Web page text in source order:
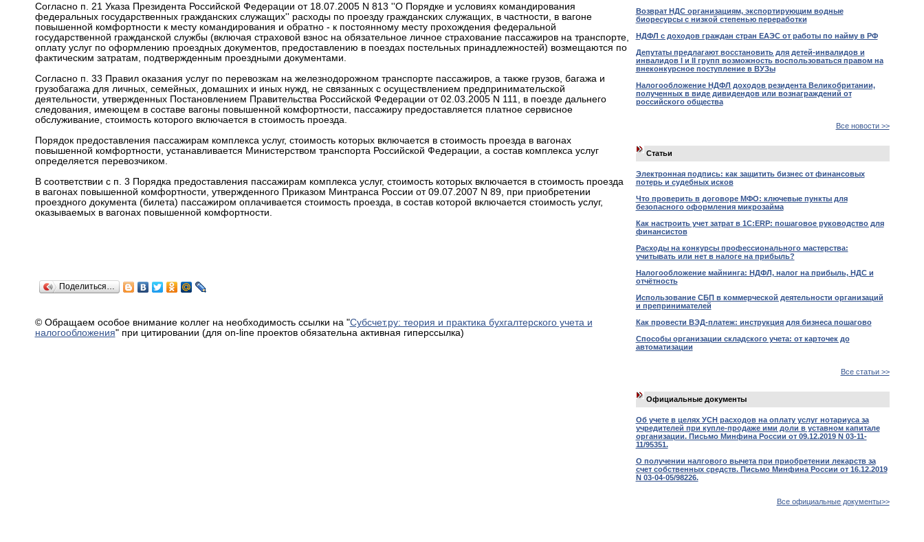
Согласно п. 21 Указа Президента Российской Федерации от 18.07.2005 N 813 ''О Порядке и условиях командирования
федеральных государственных гражданских служащих'' расходы по проезду гражданских служащих, в частности, в вагоне
повышенной комфортности к месту командирования и обратно - к постоянному месту прохождения федеральной
государственной гражданской службы (включая страховой взнос на обязательное личное страхование пассажиров на транспорте,
оплату услуг по оформлению проездных документов, предоставлению в поездах постельных принадлежностей) возмещаются по
фактическим затратам, подтвержденным проездными документами.
Согласно п. 33 Правил оказания услуг по перевозкам на железнодорожном транспорте пассажиров, а также грузов, багажа и
грузобагажа для личных, семейных, домашних и иных нужд, не связанных с осуществлением предпринимательской
деятельности, утвержденных Постановлением Правительства Российской Федерации от 02.03.2005 N 111, в поезде дальнего
следования, имеющем в составе вагоны повышенной комфортности, пассажиру предоставляется платное сервисное
обслуживание, стоимость которого включается в стоимость проезда.
Порядок предоставления пассажирам комплекса услуг, стоимость которых включается в стоимость проезда в вагонах
повышенной комфортности, устанавливается Министерством транспорта Российской Федерации, а состав комплекса услуг
определяется перевозчиком.
В соответствии с п. 3 Порядка предоставления пассажирам комплекса услуг, стоимость которых включается в стоимость проезда
в вагонах повышенной комфортности, утвержденного Приказом Минтранса России от 09.07.2007 N 89, при приобретении
проездного документа (билета) пассажиром оплачивается стоимость проезда, в состав которой включается стоимость услуг,
оказываемых в вагонах повышенной комфортности.
Поделиться…
© Обращаем особое внимание коллег на необходимость ссылки на "Субсчет.ру: теория и практика бухгалтерского учета и
налогообложения" при цитировании (для on-line проектов обязательна активная гиперссылка)
Возврат НДС организациям, экспортирующим водные
биоресурсы с низкой степенью переработки
НДФЛ с доходов граждан стран ЕАЭС от работы по найму в РФ
Депутаты предлагают восстановить для детей-инвалидов и
инвалидов I и II групп возможность воспользоваться правом на
внеконкурсное поступление в ВУЗы
Налогообложение НДФЛ доходов резидента Великобритании,
полученных в виде дивидендов или вознаграждений от
российского общества
Все новости >>
Статьи
Электронная подпись: как защитить бизнес от финансовых
потерь и судебных исков
Что проверить в договоре МФО: ключевые пункты для
безопасного оформления микрозайма
Как настроить учет затрат в 1С:ERP: пошаговое руководство для
финансистов
Расходы на конкурсы профессионального мастерства:
учитывать или нет в налоге на прибыль?
Налогообложение майнинга: НДФЛ, налог на прибыль, НДС и
отчётность
Использование СБП в коммерческой деятельности организаций
и препринимателей
Как провести ВЭД-платеж: инструкция для бизнеса пошагово
Способы организации складского учета: от карточек до
автоматизации
Все статьи >>
Официальные документы
Об учете в целях УСН расходов на оплату услуг нотариуса за
учредителей при купле-продаже ими доли в уставном капитале
организации. Письмо Минфина России от 09.12.2019 N 03-11-
11/95351.
О получении налгового вычета при приобретении лекарств за
счет собственных средств. Письмо Минфина России от 16.12.2019
N 03-04-05/98226.
Все официальные документы>>